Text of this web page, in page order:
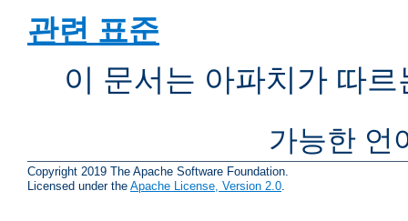
관련 표준
이 문서는 아파치가 따
가능한 언
Copyright 2019 The Apache Software Foundation.
Licensed under the Apache License, Version 2.0